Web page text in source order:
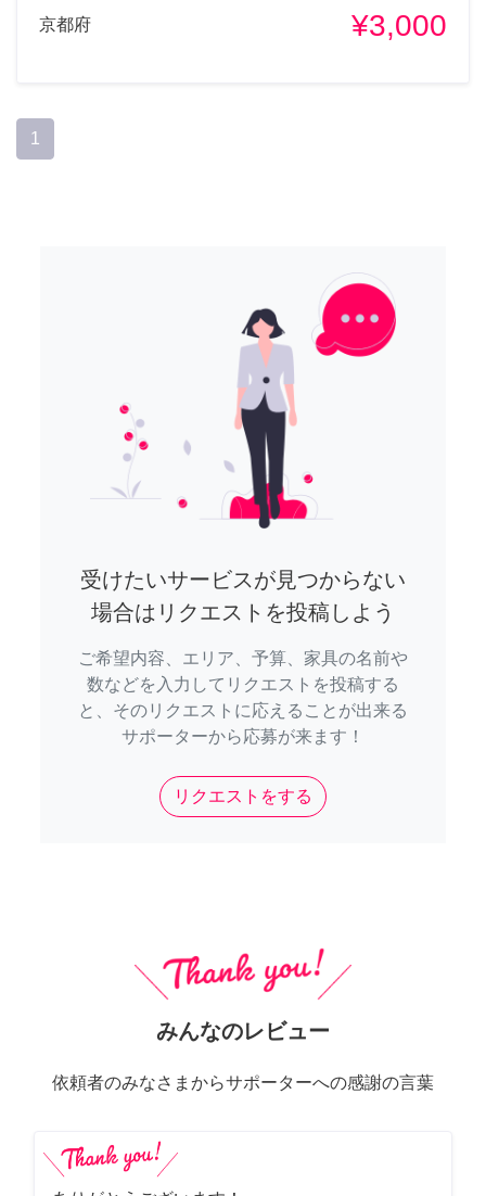
京都府 ¥3,000
1
受けたいサービスが見つからない
場合はリクエストを投稿しよう
ご希望内容、エリア、予算、家具の名前や
数などを入力してリクエストを投稿する
と、そのリクエストに応えることが出来る
サポーターから応募が来ます！
リクエストをする
みんなのレビュー
依頼者のみなさまからサポーターへの感謝の言葉